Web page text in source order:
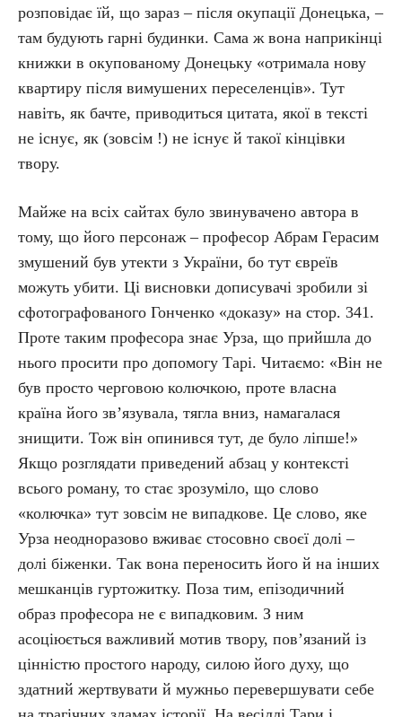
розповідає їй, що зараз – після окупації Донецька, –
там будують гарні будинки. Сама ж вона наприкінці
книжки в окупованому Донецьку «отримала нову
квартиру після вимушених переселенців». Тут
навіть, як бачте, приводиться цитата, якої в тексті
не існує, як (зовсім !) не існує й такої кінцівки
твору.
Майже на всіх сайтах було звинувачено автора в
тому, що його персонаж – професор Абрам Герасим
змушений був утекти з України, бо тут євреїв
можуть убити. Ці висновки дописувачі зробили зі
сфотографованого Гонченко «доказу» на стор. 341.
Проте таким професора знає Урза, що прийшла до
нього просити про допомогу Тарі. Читаємо: «Він не
був просто черговою колючкою, проте власна
країна його зв’язувала, тягла вниз, намагалася
знищити. Тож він опинився тут, де було ліпше!»
Якщо розглядати приведений абзац у контексті
всього роману, то стає зрозуміло, що слово
«колючка» тут зовсім не випадкове. Це слово, яке
Урза неодноразово вживає стосовно своєї долі –
долі біженки. Так вона переносить його й на інших
мешканців гуртожитку. Поза тим, епізодичний
образ професора не є випадковим. З ним
асоціюється важливий мотив твору, пов’я­за­ний із
цінністю простого народу, силою його духу, що
здатний жертвувати й мужньо перевершувати себе